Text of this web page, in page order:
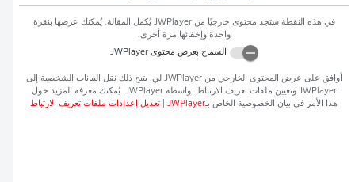
في هذه النقطة ستجد محتوى خارجيًا منJWPlayer يُكمل المقالة. يُمكنك عرضها بنقرة
واحدة وإخفائها مرة أخرى.
السماح بعرض محتوىJWPlayer
أوافق على عرض المحتوى الخارجي منJWPlayer لي. يتيح ذلك نقل البيانات الشخصية إلى
JWPlayer وتعيين ملفات تعريف الارتباط بواسطةJWPlayer. يُمكنك معرفة المزيد حول
هذا الأمر في بيان الخصوصية الخاص بـJWPlayer تعديل إعدادات ملفات تعريف الارتباط